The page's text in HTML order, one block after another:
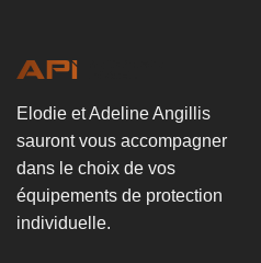
Elodie et Adeline Angillis
sauront vous accompagner
dans le choix de vos
équipements de protection
individuelle.